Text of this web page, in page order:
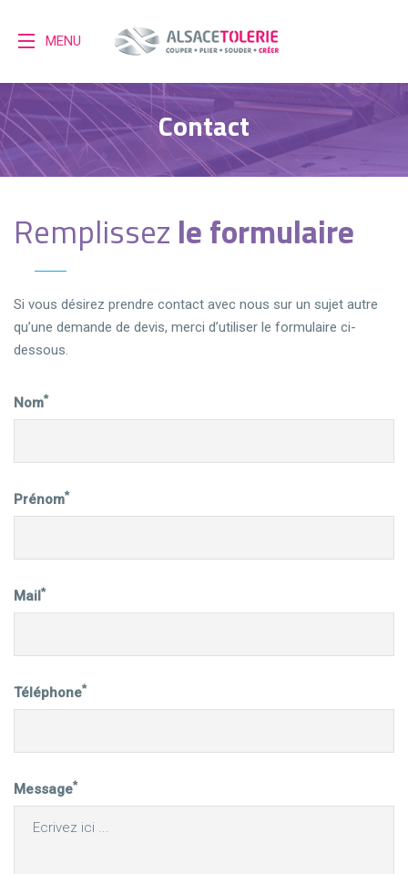
MENU
Contact
Remplissez le formulaire
Si vous désirez prendre contact avec nous sur un sujet autre
qu’une demande de devis, merci d’utiliser le formulaire ci-
dessous.
Nom*
Prénom*
Mail*
Téléphone*
Message*